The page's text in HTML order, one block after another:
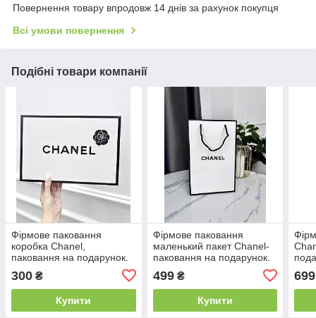
Повернення товару впродовж 14 днів за рахунок покупця
Всі умови повернення
Подібні товари компанії
Фірмове паковання
коробка Chanel,
паковання на подарунок.
упаковка Шанель
300 ₴
Купити
Фірмове паковання
маленький пакет Chanel-
паковання на подарунок.
упаковка Шанель
499₴
Купити
699